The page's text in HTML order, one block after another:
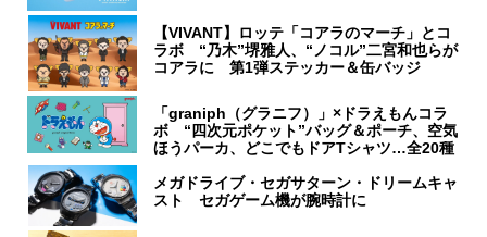
【VIVANT】ロッテ「コアラのマーチ」とコ
ラボ “乃木”堺雅人、“ノコル”二宮和也らが
コアラに 第1弾ステッカー＆缶バッジ
「graniph（グラニフ）」×ドラえもんコラ
ボ “四次元ポケット”バッグ＆ポーチ、空気
ほうパーカ、どこでもドアTシャツ…全20種
メガドライブ・セガサターン・ドリームキャ
スト セガゲーム機が腕時計に